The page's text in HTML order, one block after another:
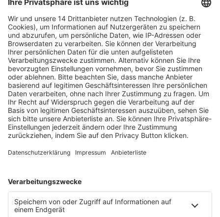
Fachmedien Recht und Wirtschaft
Ein Fachbereich der
dfv Mediengruppe
Mainzer Landstr. 251
60326 Frankfurt am Main
E-Mail:info@ruw.de
Web:https://www.ruw.de
AGB
Datenschutzerklärung
Genderhinweis